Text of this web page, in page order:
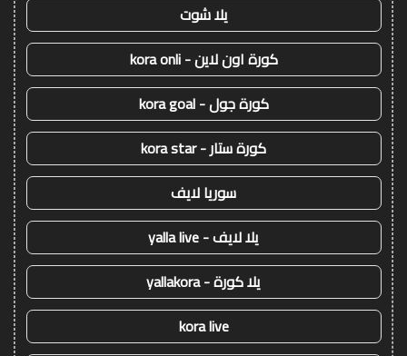
يلا شوت
كورة اون لاين - kora onli
كورة جول - kora goal
كورة ستار - kora star
سوريا لايف
يلا لايف - yalla live
يلا كورة - yallakora
kora live